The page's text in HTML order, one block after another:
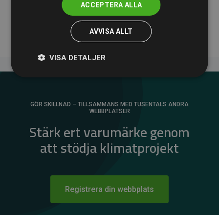
medlemswebbplatser – ett tydligt bevis på att vårt
arbetssätt ger mätbar klimatnytta.
GÖR SKILLNAD – TILLSAMMANS MED TUSENTALS ANDRA
WEBBPLATSER
Stärk ert varumärke genom
att stödja klimatprojekt
Registrera din webbplats
ACCEPTERA ALLA
AVVISA ALLT
VISA DETALJER